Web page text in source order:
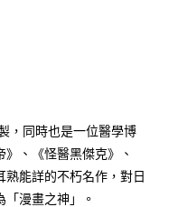
跳轉至「AFTEE先享後付」
成結帳。
交易完成。
若您需要取消訂單，請聯絡
為有效，需透過AFTEE先享
頁面顯示為準，若有關於
，請聯繫「AFTEE先享後付
，同時也是一位醫學博
、《怪醫黑傑克》、
熟能詳的不朽名作，對日
漫畫之神」。